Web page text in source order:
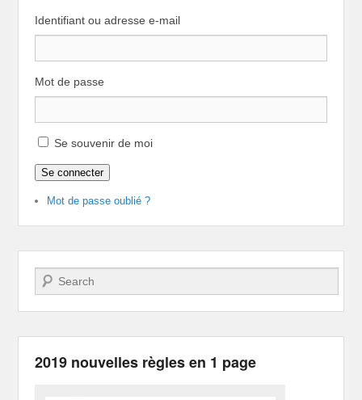
Identifiant ou adresse e-mail
Mot de passe
Se souvenir de moi
Se connecter
Mot de passe oublié ?
Recherche
2019 nouvelles règles en 1 page